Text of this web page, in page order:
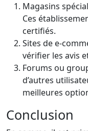
Magasins
Ces
certifiés.
Sites de e-
vérifier les avis
Forums ou
d’autres
meilleures
Conclusion